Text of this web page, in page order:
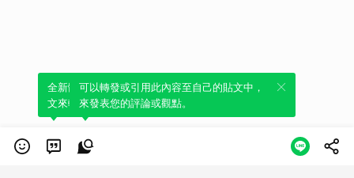
全新體驗！一鍵引用此內容，透過發布貼
文來輕鬆表達個人立場。
可以轉發或引用此內容至自己的貼文中，
來發表您的評論或觀點。